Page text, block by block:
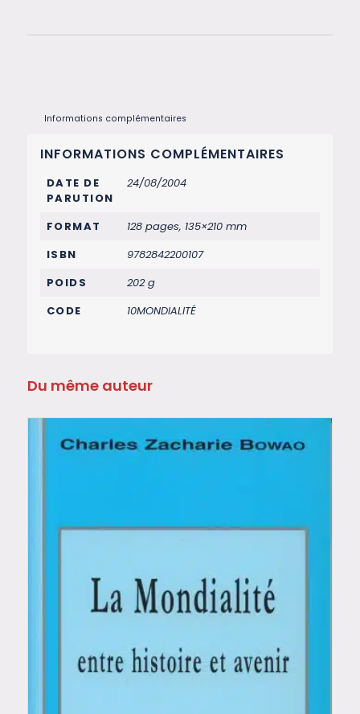
Informations complémentaires
INFORMATIONS COMPLÉMENTAIRES
DATE DE
PARUTION
24/08/2004
FORMAT
128 pages, 135×210 mm
ISBN
9782842200107
POIDS
202 g
CODE
10MONDIALITÉ
Du même auteur